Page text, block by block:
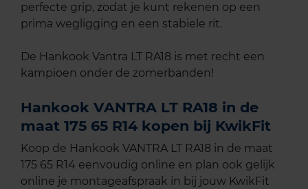
perfecte grip, zodat je kunt rekenen op een
prima wegligging en een stabiele rit.
De Hankook Vantra LT RA18 is met recht een
kampioen onder de zomerbanden!
Hankook VANTRA LT RA18 in de
maat 175 65 R14 kopen bij KwikFit
Koop de Hankook VANTRA LT RA18 in de maat
175 65 R14 eenvoudig online en plan ook gelijk
online je montageafspraak in bij jouw KwikFit